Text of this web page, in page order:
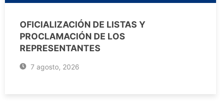
OFICIALIZACIÓN DE LISTAS Y
PROCLAMACIÓN DE LOS
REPRESENTANTES
7 agosto, 2026